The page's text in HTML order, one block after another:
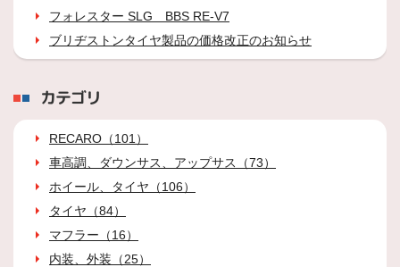
フォレスター SLG BBS RE-V7
ブリヂストンタイヤ製品の価格改正のお知らせ
カテゴリ
RECARO（101）
車高調、ダウンサス、アップサス（73）
ホイール、タイヤ（106）
タイヤ（84）
マフラー（16）
内装、外装（25）